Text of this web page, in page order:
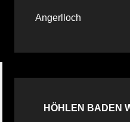
Angerlloch
HÖHLEN BADEN